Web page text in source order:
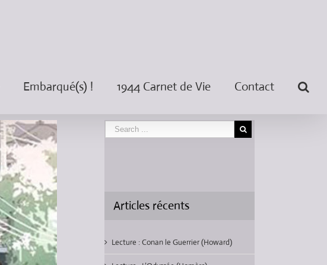
Embarqué(s) ! 1944 Carnet de Vie Contact
Articles récents
Lecture : Conan le Guerrier (Howard)